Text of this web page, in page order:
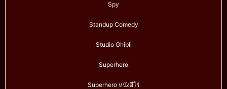
Spy
Standup Comedy
Studio Ghibli
Superhero
Superhero หนังฮีโร่